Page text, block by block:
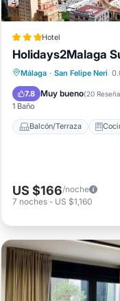
Hotel
Holidays2Malaga
Málaga · San Felipe Neri
7.8 Muy bueno(20
1 Baño
Balcón/Terraza
Balcón/Terraza
Aire
US $166/noche
7 noches - US $1,160